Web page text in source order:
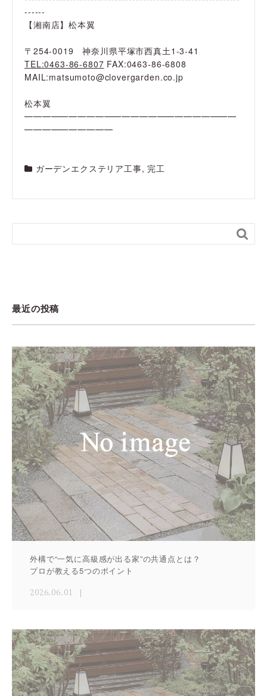
------
【湘南店】松本翼
〒254-0019 神奈川県平塚市西真土1-3-41
TEL:0463-86-6807 FAX:0463-86-6808
MAIL:matsumoto@clovergarden.co.jp
松本翼
━━━━━━━━━━━━━━━━━━━━━━━━
━━━━━━━━━━
ガーデンエクステリア工事, 完工

最近の投稿
外構で“一気に高級感が出る家”の共通点とは？
プロが教える5つのポイント
2026.06.01